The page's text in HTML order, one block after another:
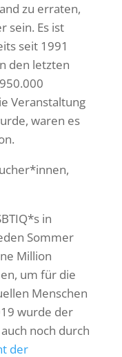
zu erraten,
sein. Es ist
seit 1991
den letzten
Veranstaltung
waren es
in
Sommer
Million
um für die
Menschen
wurde der
noch durch
der